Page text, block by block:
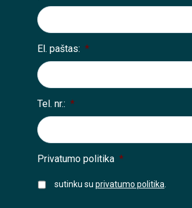
El. paštas: *
Tel. nr.: *
Privatumo politika *
sutinku su privatumo politika